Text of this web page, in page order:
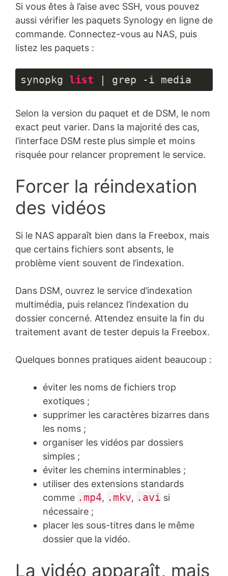
Si vous êtes à l’aise avec SSH, vous pouvez
aussi vérifier les paquets Synology en ligne de
commande. Connectez-vous au NAS, puis
listez les paquets :
synopkg list | grep -i media
code :
(php)
Selon la version du paquet et de DSM, le nom
exact peut varier. Dans la majorité des cas,
l’interface DSM reste plus simple et moins
risquée pour relancer proprement le service.
Forcer la réindexation
des vidéos
Si le NAS apparaît bien dans la Freebox, mais
que certains fichiers sont absents, le
problème vient souvent de l’indexation.
Dans DSM, ouvrez le service d’indexation
multimédia, puis relancez l’indexation du
dossier concerné. Attendez ensuite la fin du
traitement avant de tester depuis la Freebox.
Quelques bonnes pratiques aident beaucoup :
éviter les noms de fichiers trop
exotiques ;
supprimer les caractères bizarres dans
les noms ;
organiser les vidéos par dossiers
simples ;
éviter les chemins interminables ;
utiliser des extensions standards
comme .mp4, .mkv, .avi si
nécessaire ;
placer les sous-titres dans le même
dossier que la vidéo.
La vidéo apparaît, mais